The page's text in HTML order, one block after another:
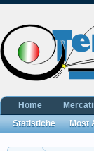
Home
Statistiche
Most